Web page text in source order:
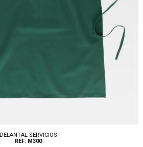
DELANTAL SERVICIOS
REF: M300